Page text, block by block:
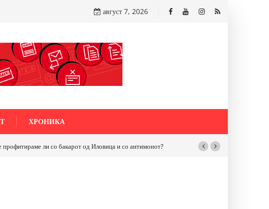
август 7, 2026
ХРОНИКА
ли со бакарот од Иловица и со антимонот?